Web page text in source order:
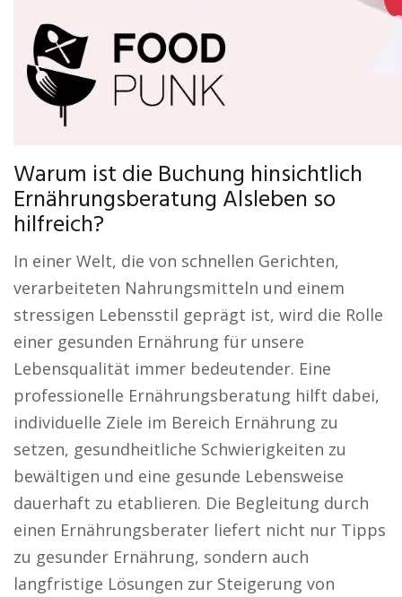
Warum ist die Buchung hinsichtlich
Ernährungsberatung Alsleben so
hilfreich?
In einer Welt, die von schnellen Gerichten,
verarbeiteten Nahrungsmitteln und einem
stressigen Lebensstil geprägt ist, wird die Rolle
einer gesunden Ernährung für unsere
Lebensqualität immer bedeutender. Eine
professionelle Ernährungsberatung hilft dabei,
individuelle Ziele im Bereich Ernährung zu
setzen, gesundheitliche Schwierigkeiten zu
bewältigen und eine gesunde Lebensweise
dauerhaft zu etablieren. Die Begleitung durch
einen Ernährungsberater liefert nicht nur Tipps
zu gesunder Ernährung, sondern auch
langfristige Lösungen zur Steigerung von